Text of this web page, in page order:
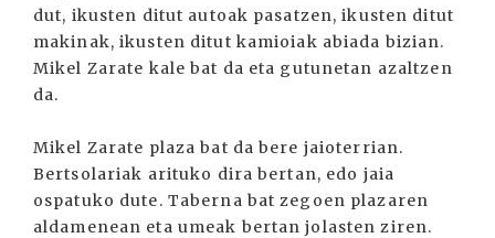
dut, ikusten ditut autoak pasatzen, ikusten ditut
makinak, ikusten ditut kamioiak abiada bizian.
Mikel Zarate kale bat da eta gutunetan azaltzen
da.
Mikel Zarate plaza bat da bere jaioterrian.
Bertsolariak arituko dira bertan, edo jaia
ospatuko dute. Taberna bat zegoen plazaren
aldamenean eta umeak bertan jolasten ziren.